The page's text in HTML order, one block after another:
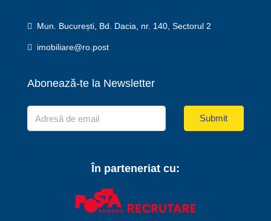
Mun. București, Bd. Dacia, nr. 140, Sectorul 2
imobiliare@ro.post
Abonează-te la Newsletter
Submit
În parteneriat cu: